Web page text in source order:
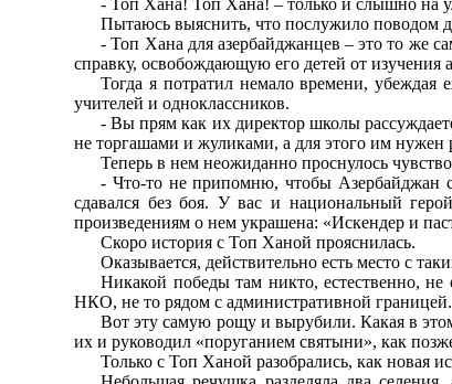
- Топ Хана! Топ Хана! – только и слышно на
Пытаюсь выяснить, что послужило поводом
- Топ Хана для азербайджанцев – это то же
справку, освобождающую его детей от изучения
Тогда я потратил немало времени,
учителей и одноклассников.
- Вы прям как их директор школы
не торгашами и жуликами, а для этого им нужен
Теперь в нем неожиданно проснулось
- Что-то не припомню, чтобы Азербайджан с
сдавался без боя. У вас и национальный
произведениям о нем украшена: «Искендер и
Скоро история с Топ Ханой прояснилась.
Оказывается, действительно есть место с
Никакой победы там никто, естественно,
НКО, не то рядом с административной границей.
Вот эту самую рощу и вырубили. Какая в
их и руководил «поруганием святыни», как
Только с Топ Ханой разобрались, как новая